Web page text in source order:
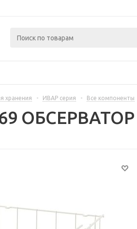
хранения - ИВАР серия - Все компоненты